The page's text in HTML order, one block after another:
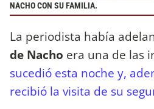
NACHO CON SU FAMILIA.
La periodista había
de Nacho era una de las
sucedió esta noche y,
recibió la visita de su